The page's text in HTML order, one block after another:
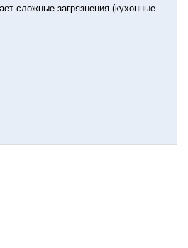
сложные загрязнения (кухонные